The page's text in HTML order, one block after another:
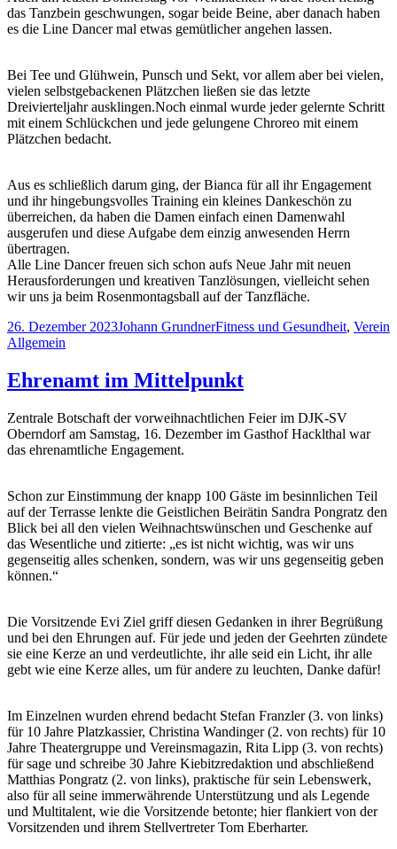
das Tanzbein geschwungen, sogar beide Beine, aber danach haben
es die Line Dancer mal etwas gemütlicher angehen lassen.
Bei Tee und Glühwein, Punsch und Sekt, vor allem aber bei vielen,
vielen selbstgebackenen Plätzchen ließen sie das letzte
Dreivierteljahr ausklingen.Noch einmal wurde jeder gelernte Schritt
mit einem Schlückchen und jede gelungene Chroreo mit einem
Plätzchen bedacht.
Aus es schließlich darum ging, der Bianca für all ihr Engagement
und ihr hingebungsvolles Training ein kleines Dankeschön zu
überreichen, da haben die Damen einfach einen Damenwahl
ausgerufen und diese Aufgabe dem einzig anwesenden Herrn
übertragen.
Alle Line Dancer freuen sich schon aufs Neue Jahr mit neuen
Herausforderungen und kreativen Tanzlösungen, vielleicht sehen
wir uns ja beim Rosenmontagsball auf der Tanzfläche.
Veröffentlicht
am
26. Dezember 2023Autor
Johann GrundnerKategorien
Fitness und Gesundheit, Verein
Allgemein
Ehrenamt im Mittelpunkt
Zentrale Botschaft der vorweihnachtlichen Feier im DJK-SV
Oberndorf am Samstag, 16. Dezember im Gasthof Hacklthal war
das ehrenamtliche Engagement.
Schon zur Einstimmung der knapp 100 Gäste im besinnlichen Teil
auf der Terrasse lenkte die Geistlichen Beirätin Sandra Pongratz den
Blick bei all den vielen Weihnachtswünschen und Geschenke auf
das Wesentliche und zitierte: „es ist nicht wichtig, was wir uns
gegenseitig alles schenken, sondern, was wir uns gegenseitig geben
können.“
Die Vorsitzende Evi Ziel griff diesen Gedanken in ihrer Begrüßung
und bei den Ehrungen auf. Für jede und jeden der Geehrten zündete
sie eine Kerze an und verdeutlichte, ihr alle seid ein Licht, ihr alle
gebt wie eine Kerze alles, um für andere zu leuchten, Danke dafür!
Im Einzelnen wurden ehrend bedacht Stefan Franzler (3. von links)
für 10 Jahre Platzkassier, Christina Wandinger (2. von rechts) für 10
Jahre Theatergruppe und Vereinsmagazin, Rita Lipp (3. von rechts)
für sage und schreibe 30 Jahre Kiebitzredaktion und abschließend
Matthias Pongratz (2. von links), praktische für sein Lebenswerk,
also für all seine immerwährende Unterstützung und als Legende
und Multitalent, wie die Vorsitzende betonte; hier flankiert von der
Vorsitzenden und ihrem Stellvertreter Tom Eberharter.